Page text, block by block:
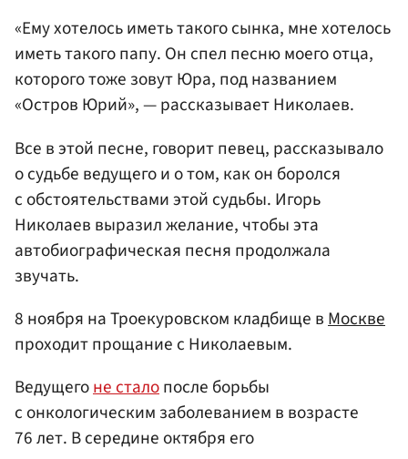
«Ему хотелось иметь такого сынка, мне хотелось
иметь такого папу. Он спел песню моего отца,
которого тоже зовут Юра, под названием
«Остров Юрий», — рассказывает Николаев.
Все в этой песне, говорит певец, рассказывало
о судьбе ведущего и о том, как он боролся
с обстоятельствами этой судьбы. Игорь
Николаев выразил желание, чтобы эта
автобиографическая песня продолжала
звучать.
8 ноября на Троекуровском кладбище вМоскве
проходит прощание с Николаевым.
Ведущегоне сталопосле борьбы
с онкологическим заболеванием в возрасте
76 лет. В середине октября его